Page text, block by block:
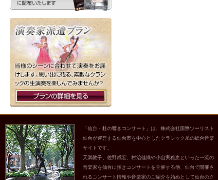
「仙台・杜の響きコンサート」は、株式会社国際ツーリスト
仙台が運営する仙台市を中心としたクラシック系の総合音楽
サイトです。
天満敦子、佐野成宏、村治佳織や小山実稚恵といった一流の
音楽家を仙台に招きコンサートを主催する他、仙台で開催さ
れるコンサート情報や音楽家のご紹介を始めとして仙台のク